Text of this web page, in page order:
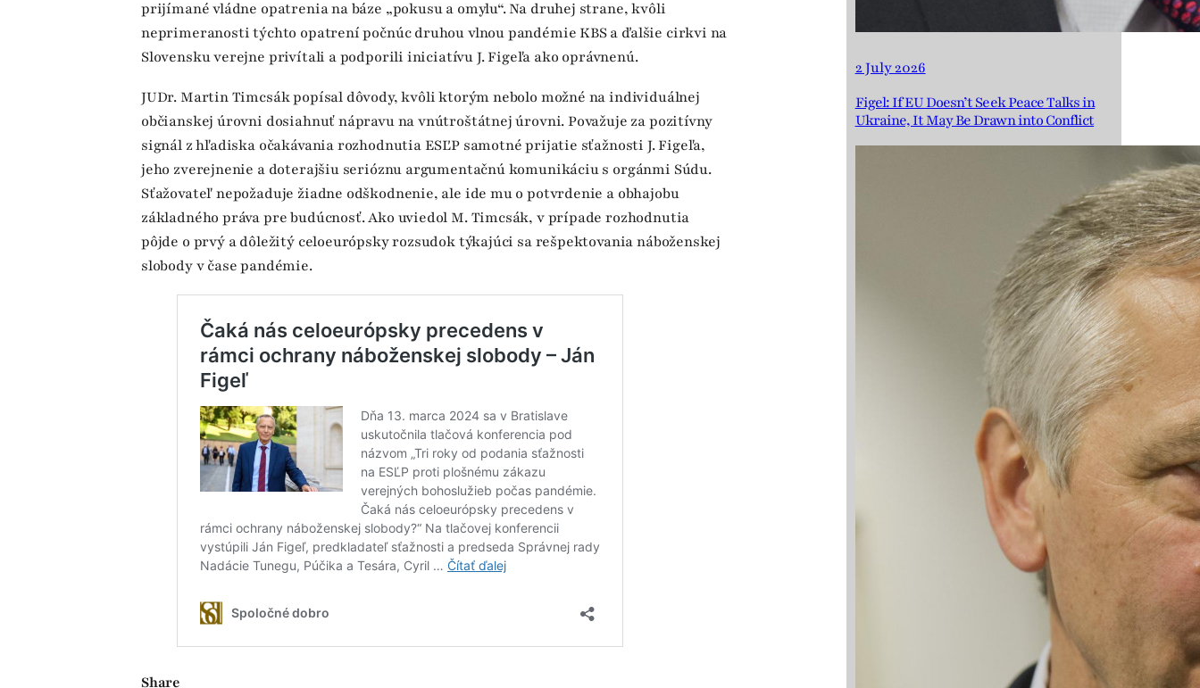
prijímané vládne opatrenia na báze „pokusu a omylu“. Na druhej strane, kvôli
neprimeranosti týchto opatrení počnúc druhou vlnou pandémie KBS a ďalšie cirkvi na
Slovensku verejne privítali a podporili iniciatívu J. Figeľa ako oprávnenú.
JUDr. Martin Timcsák popísal dôvody, kvôli ktorým nebolo možné na individuálnej
občianskej úrovni dosiahnuť nápravu na vnútroštátnej úrovni. Považuje za pozitívny
signál z hľadiska očakávania rozhodnutia ESĽP samotné prijatie sťažnosti J. Figeľa,
jeho zverejnenie a doterajšiu serióznu argumentačnú komunikáciu s orgánmi Súdu.
Sťažovateľ nepožaduje žiadne odškodnenie, ale ide mu o potvrdenie a obhajobu
základného práva pre budúcnosť. Ako uviedol M. Timcsák, v prípade rozhodnutia
pôjde o prvý a dôležitý celoeurópsky rozsudok týkajúci sa rešpektovania náboženskej
slobody v čase pandémie.
Share
2 July 2026
Figel: If EU Doesn’t Seek Peace Talks in
Ukraine, It May Be Drawn into Conflict